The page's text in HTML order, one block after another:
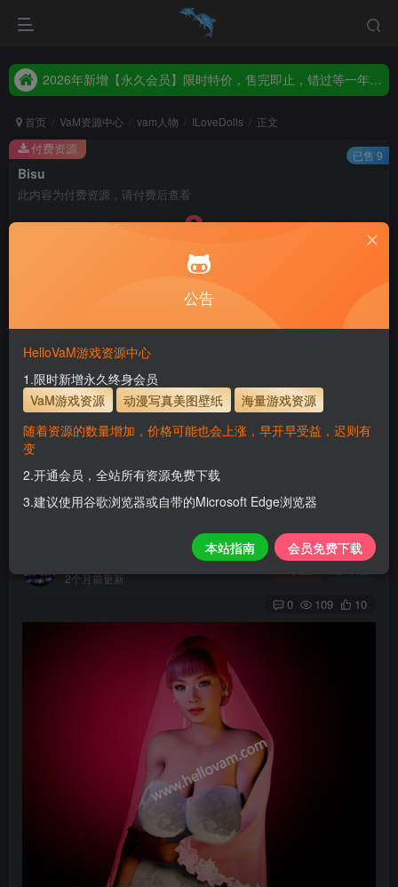
2026年新增【永久会员】限时特价，售完即止，错过等一年！！！
2026年新增【永久会员】限时特价，售完即止，错过等一年！！！
首页 VaM资源中心 vam人物 ILoveDolls 正文
Bisu
此内容为付费资源，请付费后查看
3
立即购买
主流网盘——高速下载
支付页面打不开或支付后不跳转请联系QQ：3317425885
使用方法
解压后，放进文件夹AddonPackages即可，更多请看本
付费资源 已售 9
2个月前更新
0 109 10
公告
HelloVaM游戏资源中心
1.限时新增永久终身会员
VaM游戏资源
动漫写真美图壁纸
海量游戏资源
随着资源的数量增加，价格可能也会上涨，早开早受益，迟则有
变
2.开通会员，全站所有资源免费下载
3.建议使用谷歌浏览器或自带的Microsoft Edge浏览器
本站指南 会员免费下载